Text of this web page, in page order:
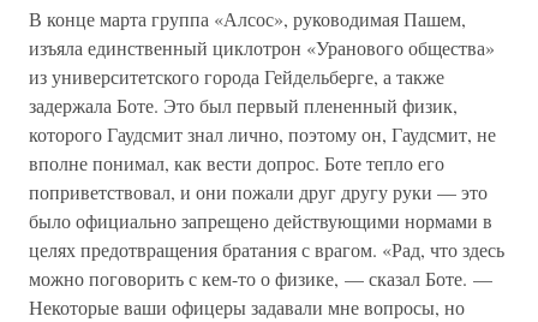
В конце марта группа «Алсос», руководимая Пашем,
изъяла единственный циклотрон «Уранового общества»
из университетского города Гейдельберге, а также
задержала Боте. Это был первый плененный физик,
которого Гаудсмит знал лично, поэтому он, Гаудсмит, не
вполне понимал, как вести допрос. Боте тепло его
поприветствовал, и они пожали друг другу руки — это
было официально запрещено действующими нормами в
целях предотвращения братания с врагом. «Рад, что здесь
можно поговорить с кем-то о физике, — сказал Боте. —
Некоторые ваши офицеры задавали мне вопросы, но